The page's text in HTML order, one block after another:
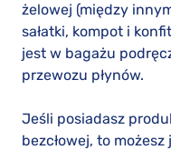
żelowej (między
sałatki, kompot i
jest w bagażu
przewozu płynów.
Jeśli posiadasz
bezcłowej, to